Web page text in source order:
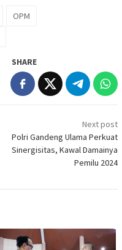
OPM
SHARE
Next post
Polri Gandeng Ulama Perkuat
Sinergisitas, Kawal Damainya
Pemilu 2024